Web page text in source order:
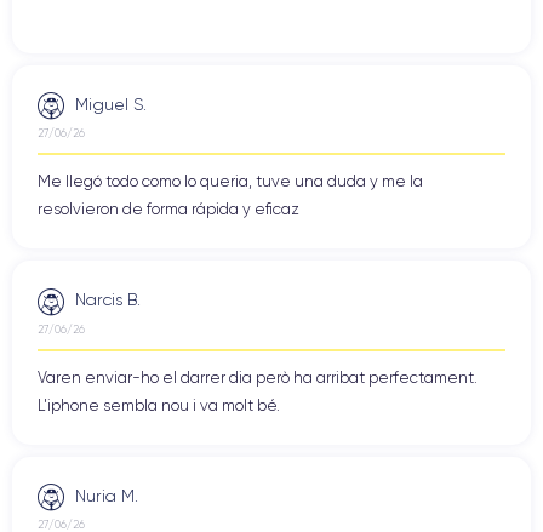
Miguel S.
27/06/26
Me llegó todo como lo queria, tuve una duda y me la
resolvieron de forma rápida y eficaz
Narcis B.
27/06/26
Varen enviar-ho el darrer dia però ha arribat perfectament.
L'iphone sembla nou i va molt bé.
Nuria M.
27/06/26